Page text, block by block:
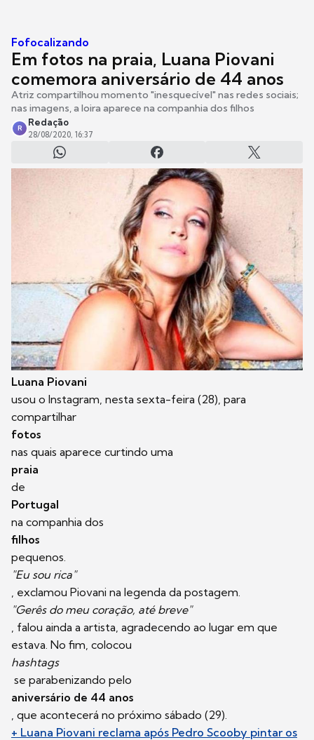
Fofocalizando
Em fotos na praia, Luana Piovani
comemora aniversário de 44 anos
Atriz compartilhou momento "inesquecível" nas redes sociais;
nas imagens, a loira aparece na companhia dos filhos
R
Redação
28/08/2020, 16:37
Luana Piovani
usou o Instagram, nesta sexta-feira (28), para
compartilhar
fotos
nas quais aparece curtindo uma
praia
de
Portugal
na companhia dos
filhos
pequenos.
"Eu sou rica"
, exclamou Piovani na legenda da postagem.
"Gerês do meu coração, até breve"
, falou ainda a artista, agradecendo ao lugar em que
estava. No fim, colocou
hashtags
se parabenizando pelo
aniversário de 44 anos
, que acontecerá no próximo sábado (29).
+ Luana Piovani reclama após Pedro Scooby pintar os